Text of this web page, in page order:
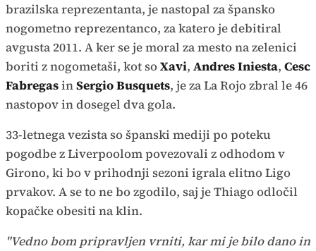
brazilska reprezentanta, je nastopal za špansko
nogometno reprezentanco, za katero je debitiral
avgusta 2011. A ker se je moral za mesto na zelenici
boriti z nogometaši, kot soXavi, Andres Iniesta, Cesc
FabregasinSergio Busquets, je za La Rojo zbral le 46
nastopov in dosegel dva gola.
33-letnega vezista so španski mediji po poteku
pogodbe z Liverpoolom povezovali z odhodom v
Girono, ki bo v prihodnji sezoni igrala elitno Ligo
prvakov. A se to ne bo zgodilo, saj je Thiago odločil
kopačke obesiti na klin.
"Vedno bom pripravljen vrniti, kar mi je bilo dano in